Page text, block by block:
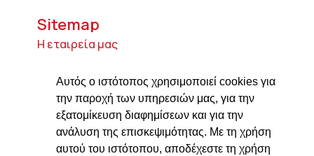
Αυτός ο ιστότοπος χρησιμοποιεί cookies για
την παροχή των υπηρεσιών μας, για την
εξατομίκευση διαφημίσεων και για την
ανάλυση της επισκεψιμότητας. Με τη χρήση
αυτού του ιστότοπου, αποδέχεστε τη χρήση
Sitemap
Η εταιρεία μας
Τυροκομικά προϊόντα
Προϊόντα ιδρύματος Βαρώνου Μιχαήλ
Τοσίτσα